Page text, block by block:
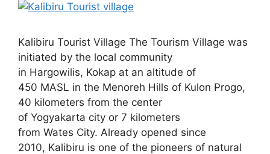
Kalibiru Tourist Village The Tourism Village was
initiated by the local community
in Hargowilis, Kokap at an altitude of
450 MASL in the Menoreh Hills of Kulon Progo,
40 kilometers from the center
of Yogyakarta city or 7 kilometers
from Wates City. Already opened since
2010, Kalibiru is one of the pioneers of natural